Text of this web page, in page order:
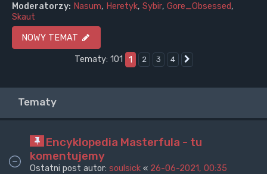
Moderatorzy: Nasum, Heretyk, Sybir, Gore_Obsessed,
Skaut
NOWY TEMAT
Tematy: 101
1 2 3 4
Tematy
Encyklopedia Masterfula - tu
komentujemy
Ostatni post autor: soulsick « 26-06-2021, 00:35